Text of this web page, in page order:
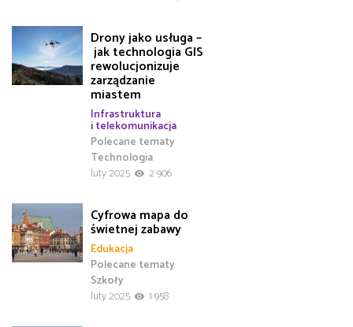
Drony jako usługa –
jak technologia GIS
rewolucjonizuje
zarządzanie
miastem
Infrastruktura
i telekomunikacja
Polecane tematy
Technologia
luty 2025
2 906
Cyfrowa mapa do
świetnej zabawy
Edukacja
Polecane tematy
Szkoły
luty 2025
1 958